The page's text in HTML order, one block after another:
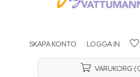
SKAPA KONTO LOGGA IN
VARUKORG